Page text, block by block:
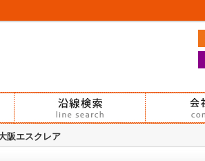
阪エスクレア